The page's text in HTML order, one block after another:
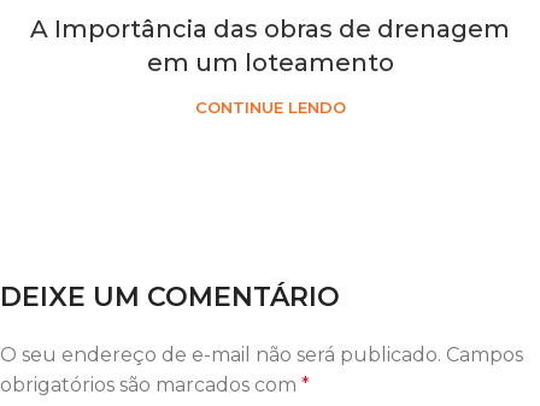
A Importância das obras de drenagem
em um loteamento
CONTINUE LENDO
DEIXE UM COMENTÁRIO
O seu endereço de e-mail não será publicado. Campos
obrigatórios são marcados com *